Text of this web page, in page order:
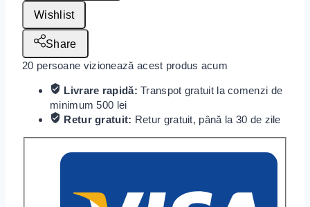
Wishlist
Share
20 persoane vizionează acest produs acum
Livrare rapidă:Transpot gratuit la comenzi de
minimum 500 lei
Retur gratuit: Retur gratuit, până la 30 de zile